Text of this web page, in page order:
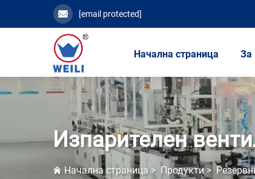
[email protected]
Начална страница За
Изпарителен
Начална страница> Продукти>